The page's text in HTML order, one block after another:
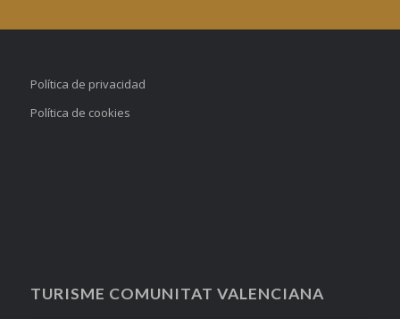
Política de privacidad
Política de cookies
TURISME COMUNITAT VALENCIANA